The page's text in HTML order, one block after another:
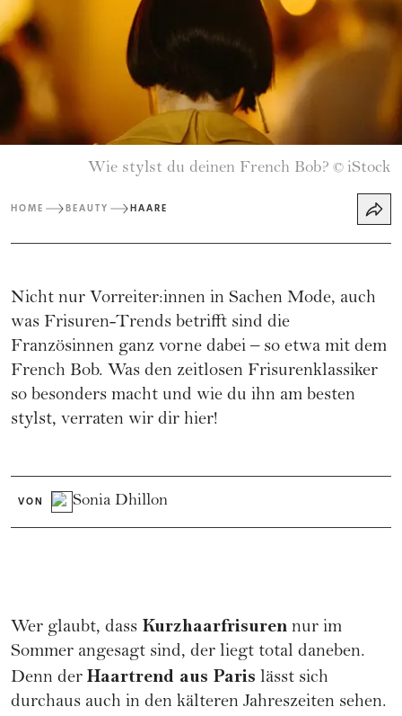
Wie stylst du deinen French Bob? © iStock
HOME BEAUTY HAARE
Nicht nur Vorreiter:innen in Sachen Mode, auch
was Frisuren-Trends betrifft sind die
Französinnen ganz vorne dabei – so etwa mit dem
French Bob. Was den zeitlosen Frisurenklassiker
so besonders macht und wie du ihn am besten
stylst, verraten wir dir hier!
VON Sonia Dhillon
Wer glaubt, dass Kurzhaarfrisuren nur im
Sommer angesagt sind, der liegt total daneben.
Denn der Haartrend aus Paris lässt sich
durchaus auch in den kälteren Jahreszeiten sehen.